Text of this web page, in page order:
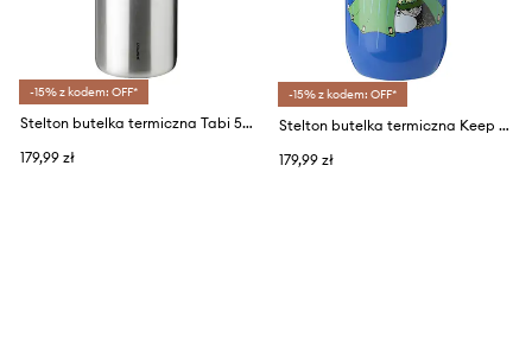
-15% z kodem: OFF*
Stelton butelka termiczna Tabi 550 ml
179,99 zł
-15% z kodem: OFF*
Stelton butelka termiczna Keep Cool x Muminki
179,99 zł